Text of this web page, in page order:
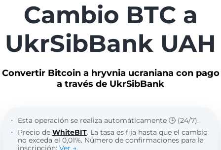
Cambio BTC a
UkrSibBank UAH
Convertir Bitcoin a hryvnia ucraniana con pago
a través de UkrSibBank
Esta operación se realiza automáticamente 🕒 (24/7).
Precio de WhiteBIT. La tasa es fija hasta que el cambio
no exceda el 0,01%. Número de confirmaciones para la
inscripción: Ver →.